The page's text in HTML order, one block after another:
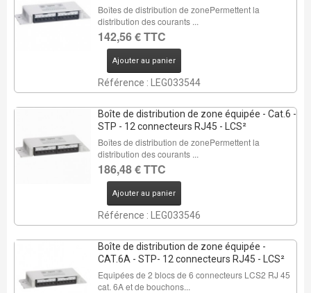
Boîtes de distribution de zonePermettent la
distribution des courants ...
142,56 € TTC
Ajouter au panier
Référence : LEG033544
Boîte de distribution de zone équipée - Cat.6 -
STP - 12 connecteurs RJ45 - LCS²
Boîtes de distribution de zonePermettent la
distribution des courants ...
186,48 € TTC
Ajouter au panier
Référence : LEG033546
Boîte de distribution de zone équipée -
CAT.6A - STP- 12 connecteurs RJ45 - LCS²
Equipées de 2 blocs de 6 connecteurs LCS2 RJ 45
cat. 6A et de bouchons...